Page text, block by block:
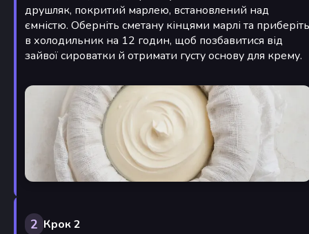
друшляк, покритий марлею, встановлений над
ємністю. Оберніть сметану кінцями марлі та приберіть
в холодильник на 12 годин, щоб позбавитися від
зайвої сироватки й отримати густу основу для крему.
2 Крок 2